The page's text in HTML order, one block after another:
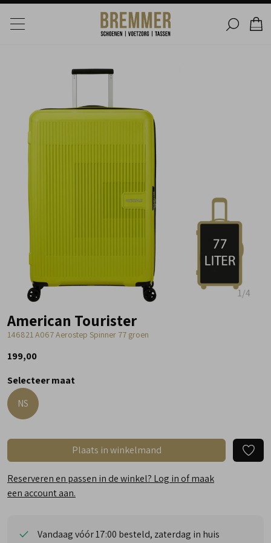
1/4
American Tourister
146821 A067 Aerostep Spinner 77 groen
199,00
Selecteer maat
NS
Plaats in winkelmand
Reserveren en passen in de winkel? Log in of maak
een account aan.
Vandaag vóór 17:00 besteld, zaterdag in huis